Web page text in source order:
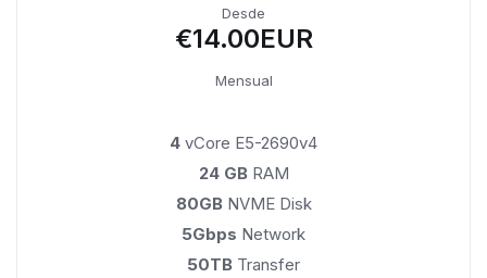
Desde
€14.00EUR
Mensual
4 vCore E5-2690v4
24 GB RAM
80GBNVME Disk
5Gbps Network
50TB Transfer